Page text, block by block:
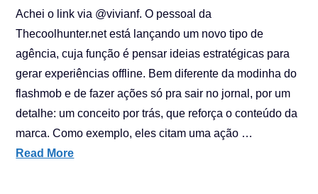
Achei o link via @vivianf. O pessoal da
Thecoolhunter.net está lançando um novo tipo de
agência, cuja função é pensar ideias estratégicas para
gerar experiências offline. Bem diferente da modinha do
flashmob e de fazer ações só pra sair no jornal, por um
detalhe: um conceito por trás, que reforça o conteúdo da
marca. Como exemplo, eles citam uma ação …
Read More